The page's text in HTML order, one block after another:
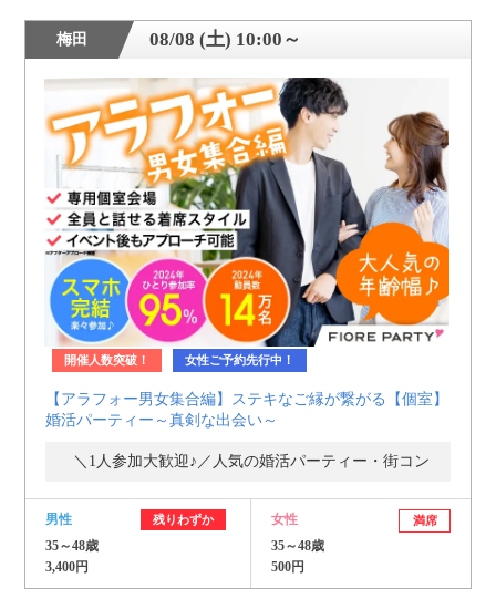
PR
約1,300店の中から
おすすめの優良結婚相談所をご紹介
個人情報保護のため
プライバシーマークを
取得しております
梅田 08/08 (土) 10:00～
開催人数突破！ 女性ご予約先行中！
【アラフォー男女集合編】ステキなご縁が繋がる【個室】
婚活パーティー～真剣な出会い～
＼1人参加大歓迎♪／人気の婚活パーティー・街コン
男性 残りわずか
35～48歳
3,400円
女性 満席
35～48歳
500円